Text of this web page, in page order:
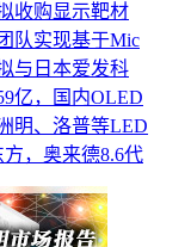
收购显示靶材
队实现基于Mic
与日本爱发科
亿，国内OLED
明、洛普等LED
，奥来德8.6代